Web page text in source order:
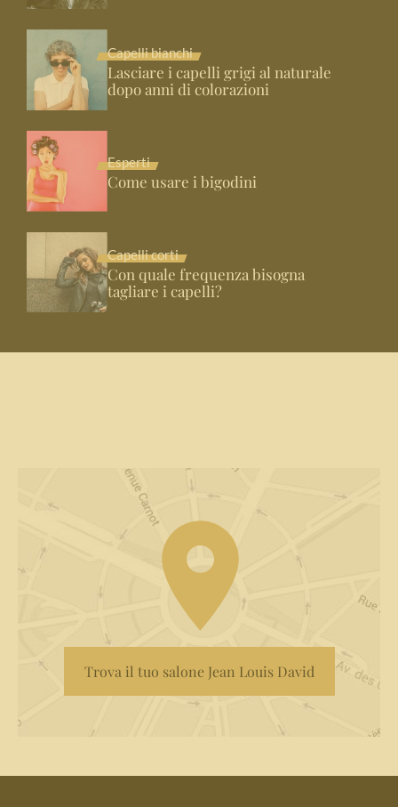
Capelli bianchi
Lasciare i capelli grigi al naturale
dopo anni di colorazioni
Esperti
Come usare i bigodini
Capelli corti
Con quale frequenza bisogna
tagliare i capelli?
Trova il tuo salone Jean Louis David